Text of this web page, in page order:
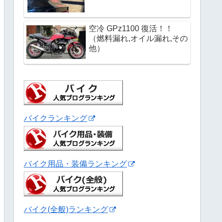
空冷 GPz1100 復活！！
（燃料漏れ,オイル漏れ,その
他）
バイクランキング
バイク用品・装備ランキング
バイク(全般)ランキング